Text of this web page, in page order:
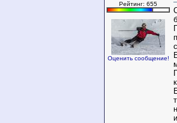
Рейтинг: 655
Оценить сообщение!